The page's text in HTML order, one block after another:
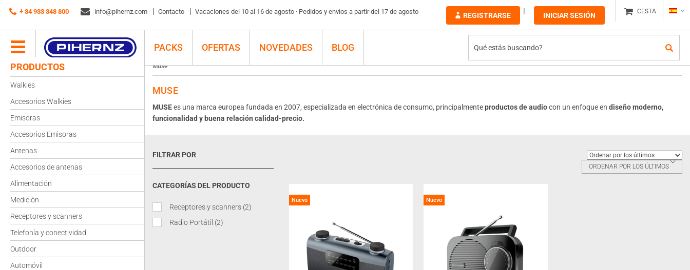
+ 34 933 348 800 info@pihernz.com Contacto Vacaciones del 10 al 16 de agosto · Pedidos y envíos a partir del 17 de agosto REGISTRARSE INICIAR SESIÓN CESTA
PACKS OFERTAS NOVEDADES
BLOG
PRODUCTOS
Walkies
Accesorios Walkies
Emisoras
Accesorios Emisoras
Antenas
Accesorios de antenas
Alimentación
Medición
Receptores y scanners
Telefonía y conectividad
Outdoor
Automóvil
Muse
MUSE
MUSEes una marca europea fundada en 2007, especializada en electrónica de consumo, principalmenteproductos de audiocon un enfoque en diseño moderno,
funcionalidad y buena relación calidad-precio.
FILTRAR POR
CATEGORÍAS DEL PRODUCTO
Receptores y scanners (2)
Radio Portátil (2)
ORDENAR POR LOS ÚLTIMOS
Nuevo Nuevo